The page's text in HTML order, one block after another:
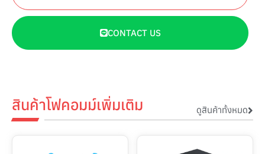
CONTACT US
สินค้าโฟคอมม์เพิ่มเติม ดูสินค้าทั้งหมด